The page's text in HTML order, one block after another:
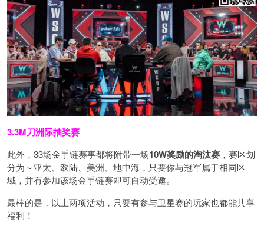
3.3M刀洲际抽奖赛
此外，33场金手链赛事都将附带一场10W奖励的淘汰赛 ，赛区划
分为～亚太、欧陆、美洲、地中海，只要你与冠军属于相同区
域，并有参加该场金手链赛即可自动受邀。
最棒的是，以上两项活动，只要有参与卫星赛的玩家也都能共享
福利！